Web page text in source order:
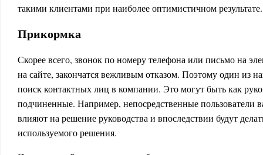
такими клиентами при наиболее оптимистичном
Прикормка
Скорее всего, звонок по номеру телефона или письмо на
на сайте, закончатся вежливым отказом. Поэтому один из
поиск контактных лиц в компании. Это могут быть как
подчиненные. Например, непосредственные пользователи
влияют на решение руководства и впоследствии будут
используемого решения.